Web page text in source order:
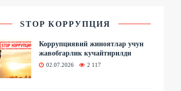
STOP КОРРУПЦИЯ
Коррупциявий жиноятлар учун
жавобгарлик кучайтирилди
02.07.2026 2 117